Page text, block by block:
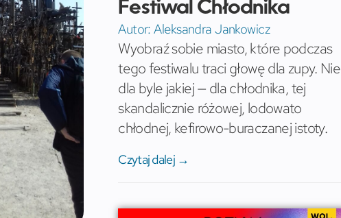
Festiwal Chłodnika
Autor: Aleksandra Jankowicz
Wyobraź sobie miasto, które podczas
tego festiwalu traci głowę dla zupy. Nie
dla byle jakiej — dla chłodnika, tej
skandalicznie różowej, lodowato
chłodnej, kefirowo-buraczanej istoty.
Czytaj dalej →